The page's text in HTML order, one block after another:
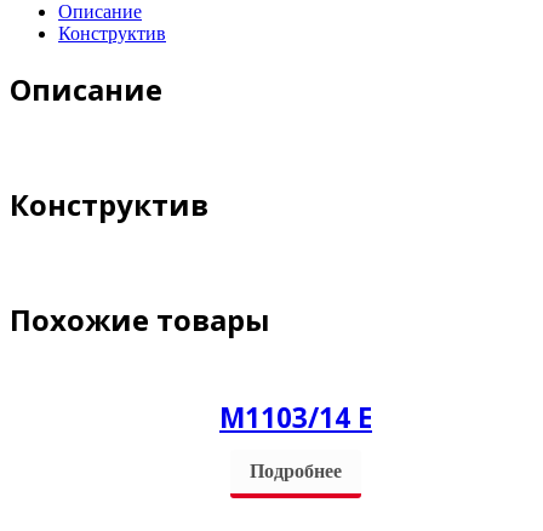
Описание
Конструктив
Описание
Конструктив
Похожие товары
М1103/14 E
Подробнее